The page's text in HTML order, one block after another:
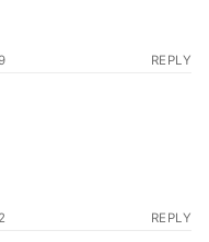
REPLY
REPLY